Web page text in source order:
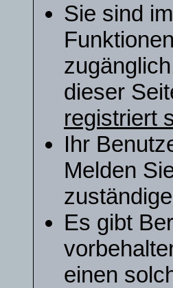
Sie sind
dieser
registriert
Ihr
Melden
Es gibt
einen